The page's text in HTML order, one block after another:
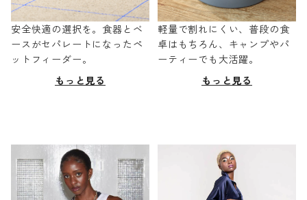
安全快適の選択を。食器とベ
ースがセパレートになったペ
ットフィーダー。
もっと見る
軽量で割れにくい、普段の食
卓はもちろん、キャンプやパ
ーティーでも大活躍。
もっと見る